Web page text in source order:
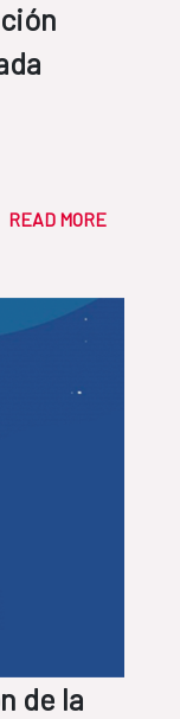
READ MORE
de la